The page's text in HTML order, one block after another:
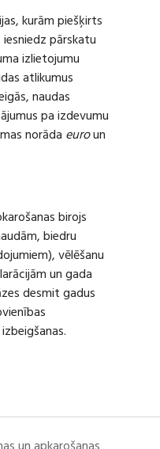
kurām piešķirts
pārskatu
izlietojumu
atlikumus
naudas
pa izdevumu
norāda euroun
birojs
biedru
vēlēšanu
un gada
desmit gadus